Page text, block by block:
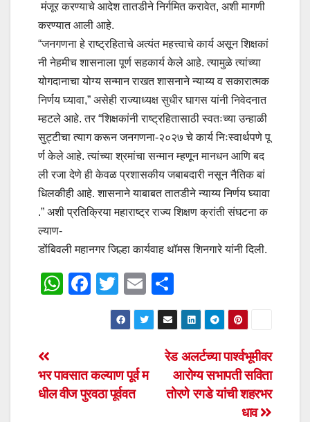
मंजूर करण्याचे आदेश तातडीने निर्गमित करावेत, अशी मागणी
करण्यात आली आहे.
“जनगणना हे राष्ट्रहिताचे अत्यंत महत्त्वाचे कार्य असून शिक्षकां
नी नेहमीच शासनाला पूर्ण सहकार्य केले आहे. त्यामुळे त्यांच्या
योगदानाचा योग्य सन्मान राखत शासनाने न्याय्य व सकारात्मक
निर्णय घ्यावा,” असेही राज्याध्यक्ष सुधीर घागस यांनी निवेदनात
म्हटले आहे. तर “शिक्षकांनी राष्ट्रहितासाठी स्वतःच्या उन्हाळी
सुट्टीचा त्याग करून जनगणना-२०२७ चे कार्य निःस्वार्थपणे पू
र्ण केले आहे. त्यांच्या श्रमांचा सन्मान म्हणून मानधन आणि बद
ली रजा देणे ही केवळ प्रशासकीय जबाबदारी नसून नैतिक बां
धिलकीही आहे. शासनाने याबाबत तातडीने न्याय्य निर्णय घ्यावा
.” अशी प्रतिक्रिया महाराष्ट्र राज्य शिक्षण क्रांती संघटना क
ल्याण-
डोंबिवली महानगर जिल्हा कार्यवाह थॉमस शिनगारे यांनी दिली.
W
A
p
F
b
o
T
wi
tt
E
m
ail
h
ar
e
Post
navigation
रेड अलर्टच्या पार्श्वभूमीवर
आरोग्य सभापती सविता
तोरणे रगडे यांची शहरभर
धाव
भर पावसात कल्याण पूर्व म
धील वीज पुरवठा पूर्ववत